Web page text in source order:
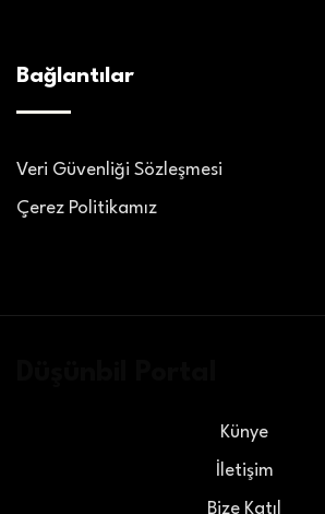
Bağlantılar
Veri Güvenliği Sözleşmesi
Çerez Politikamız
Künye
İletişim
Bize Katıl